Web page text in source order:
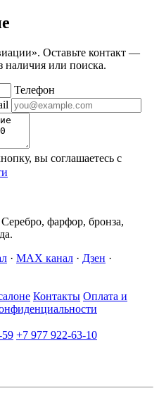
Оставьте контакт —
наличия или поиска.
Телефон
вы соглашаетесь с
фарфор, бронза,
· MAX канал · Дзен ·
Контакты Оплата и
59 +7 977 922-63-10